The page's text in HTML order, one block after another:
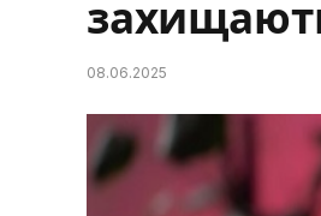
08.06.2025